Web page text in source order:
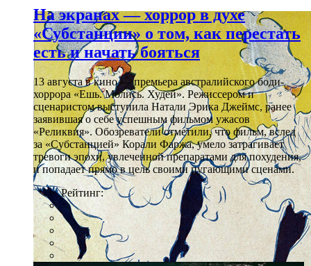
На экранах — хоррор в духе
«Субстанции» о том, как перестать
есть и начать бояться
13 августа в кино — премьера австралийского боди-
хоррора «Ешь. Молись. Худей». Режиссером и
сценаристом выступила Натали Эрика Джеймс, ранее
заявившая о себе успешным фильмом ужасов
«Реликвия». Обозреватели отметили, что фильм, вслед
за «Субстанцией» Корали Фаржа, умело затрагивает
тревоги эпохи, увлеченной препаратами для похудения,
и попадает прямо в цель своими пугающими сценами.
Рейтинг: